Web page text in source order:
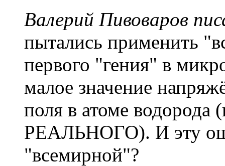
Валерий Пивоваров
пытались применить
первого "гения" в
малое значение
поля в атоме водорода
РЕАЛЬНОГО). И эту
"всемирной"?